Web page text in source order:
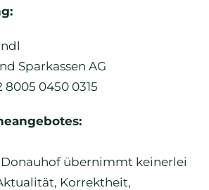
Sparkassen AG
8005 0450 0315
Donauhof übernimmt keinerlei
Korrektheit,